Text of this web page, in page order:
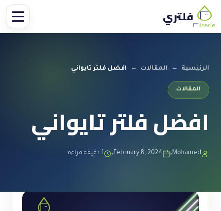
فلتري
الرئيسية ← المقالات ← افضل فلتر تايواني
المقالات
افضل فلتر تايواني
Mohamed
February 8, 2024 1 دقيقة قراءة